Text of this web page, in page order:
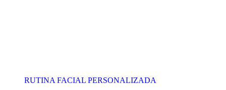
RUTINA FACIAL PERSONALIZADA